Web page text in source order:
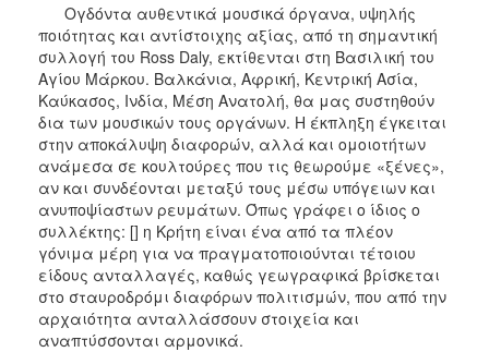
Ογδόντα αυθεντικά μουσικά όργανα, υψηλής
ποιότητας και αντίστοιχης αξίας, από τη σημαντική
συλλογή του Ross Daly, εκτίθενται στη Βασιλική του
Αγίου Μάρκου. Βαλκάνια, Αφρική, Κεντρική Ασία,
Καύκασος, Ινδία, Μέση Ανατολή, θα μας συστηθούν
δια των μουσικών τους οργάνων. Η έκπληξη έγκειται
στην αποκάλυψη διαφορών, αλλά και ομοιοτήτων
ανάμεσα σε κουλτούρες που τις θεωρούμε «ξένες»,
αν και συνδέονται μεταξύ τους μέσω υπόγειων και
ανυποψίαστων ρευμάτων. Όπως γράφει ο ίδιος ο
συλλέκτης: [] η Κρήτη είναι ένα από τα πλέον
γόνιμα μέρη για να πραγματοποιούνται τέτοιου
είδους ανταλλαγές, καθώς γεωγραφικά βρίσκεται
στο σταυροδρόμι διαφόρων πολιτισμών, που από την
αρχαιότητα ανταλλάσσουν στοιχεία και
αναπτύσσονται αρμονικά.